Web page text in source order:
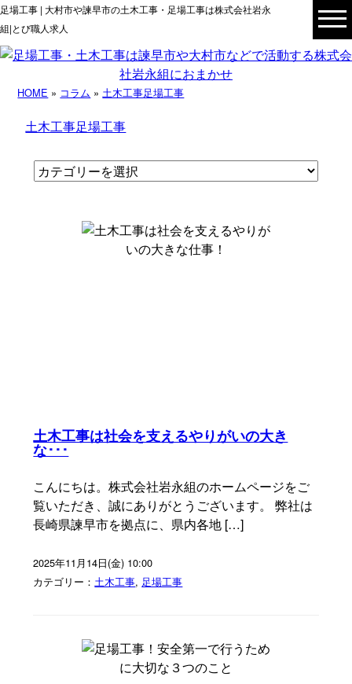
足場工事 | 大村市や諫早市の土木工事・足場工事は株式会社岩永
組|とび職人求人
HOME » コラム »土木工事足場工事
土木工事足場工事
土木工事は社会を支えるやりがいの大き
な･･･
こんにちは。株式会社岩永組のホームページをご
覧いただき、誠にありがとうございます。 弊社は
長崎県諫早市を拠点に、県内各地 […]
2025年11月14日(金) 10:00
カテゴリー：土木工事, 足場工事